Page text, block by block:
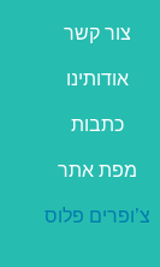
צור קשר
אודותינו
כתבות
מפת אתר
צ’ופרים פלוס